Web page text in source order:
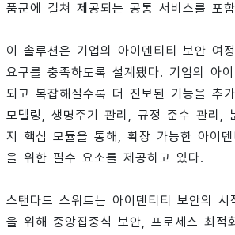
품군에 걸쳐 제공되는 공통 서비스를 포
이 솔루션은 기업의 아이덴티티 보안 여
요구를 충족하도록 설계됐다. 기업의 아
되고 복잡해질수록 더 진보된 기능을 추
모델링, 생명주기 관리, 규정 준수 관리,
지 핵심 모듈을 통해, 확장 가능한 아이
을 위한 필수 요소를 제공하고 있다.
스탠다드 스위트는 아이덴티티 보안의
을 위해 중앙집중식 보안, 프로세스 최적